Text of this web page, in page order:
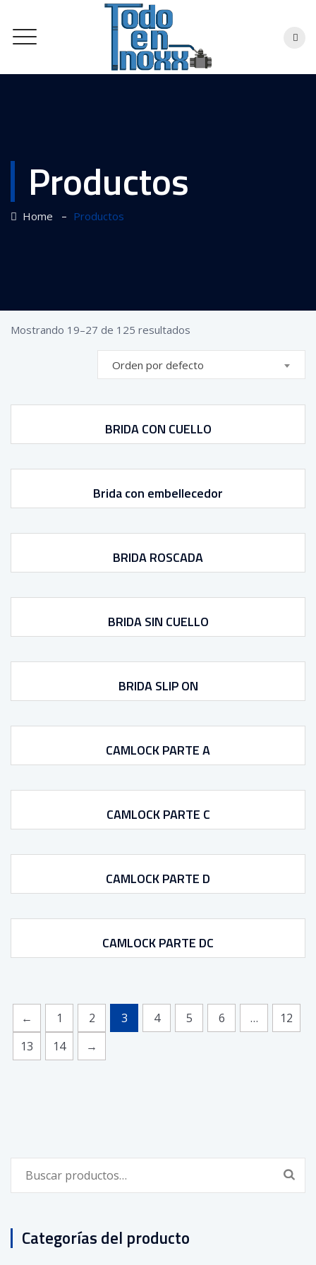
Productos
Home – Productos
Mostrando 19–27 de 125 resultados
Orden por defecto
BRIDA CON CUELLO
Brida con embellecedor
BRIDA ROSCADA
BRIDA SIN CUELLO
BRIDA SLIP ON
CAMLOCK PARTE A
CAMLOCK PARTE C
CAMLOCK PARTE D
CAMLOCK PARTE DC
← 1 2 3 4 5 6 …
12
13
14 →
Categorías del producto